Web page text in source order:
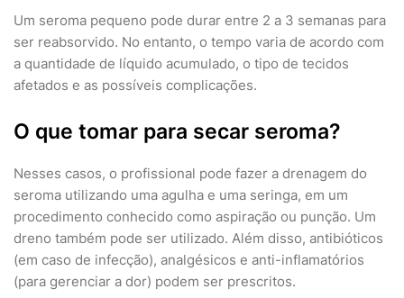
Um seroma pequeno pode durar entre 2 a 3 semanas para
ser reabsorvido. No entanto, o tempo varia de acordo com
a quantidade de líquido acumulado, o tipo de tecidos
afetados e as possíveis complicações.
O que tomar para secar seroma?
Nesses casos, o profissional pode fazer a drenagem do
seroma utilizando uma agulha e uma seringa, em um
procedimento conhecido como aspiração ou punção. Um
dreno também pode ser utilizado. Além disso, antibióticos
(em caso de infecção), analgésicos e anti-inflamatórios
(para gerenciar a dor) podem ser prescritos.